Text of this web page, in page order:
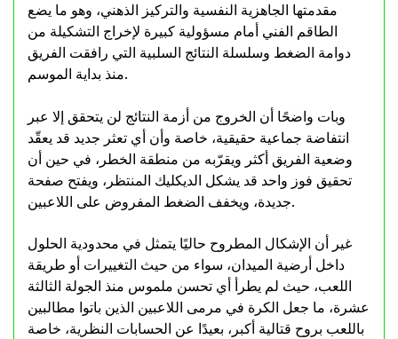
مقدمتها الجاهزية النفسية والتركيز الذهني، وهو ما يضع
الطاقم الفني أمام مسؤولية كبيرة لإخراج التشكيلة من
دوامة الضغط وسلسلة النتائج السلبية التي رافقت الفريق
منذ بداية الموسم.
وبات واضحًا أن الخروج من أزمة النتائج لن يتحقق إلا عبر
انتفاضة جماعية حقيقية، خاصة وأن أي تعثر جديد قد يعقّد
وضعية الفريق أكثر ويقرّبه من منطقة الخطر، في حين أن
تحقيق فوز واحد قد يشكل الديكليك المنتظر، ويفتح صفحة
جديدة، ويخفف الضغط المفروض على اللاعبين.
غير أن الإشكال المطروح حاليًا يتمثل في محدودية الحلول
داخل أرضية الميدان، سواء من حيث التغييرات أو طريقة
اللعب، حيث لم يطرأ أي تحسن ملموس منذ الجولة الثالثة
عشرة، ما جعل الكرة في مرمى اللاعبين الذين باتوا مطالبين
باللعب بروح قتالية أكبر، بعيدًا عن الحسابات النظرية، خاصة